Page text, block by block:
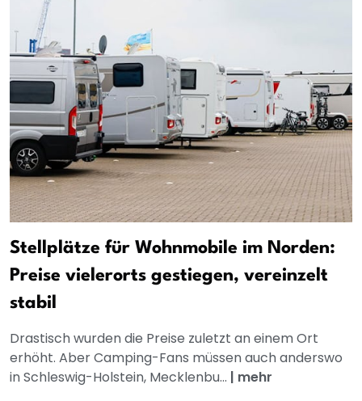
Stellplätze für Wohnmobile im Norden:
Preise vielerorts gestiegen, vereinzelt
stabil
Drastisch wurden die Preise zuletzt an einem Ort
erhöht. Aber Camping-Fans müssen auch anderswo
in Schleswig-Holstein, Mecklenbu... | mehr